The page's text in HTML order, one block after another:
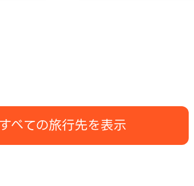
すべての旅行先を表示